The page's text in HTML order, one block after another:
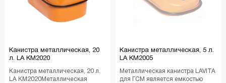
Канистра металлическая, 20
л. LA KM2020
Канистра металлическая, 20 л.
LA KM2020Металлическая
Канистра металлическая, 5 л.
LA KM2005
Металлическая канистра LAVITA
для ГСМ является емкостью